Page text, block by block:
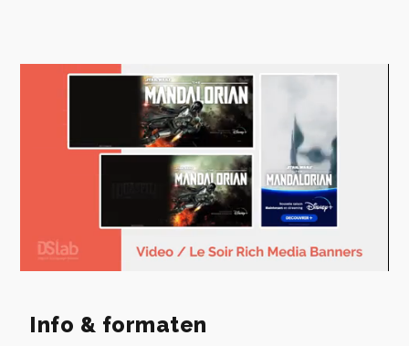
seconds
Info & formaten